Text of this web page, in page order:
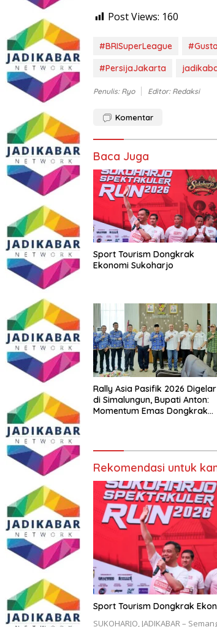
Post Views: 160
#BRISuperLeague
#PersijaJakarta
Penulis: Ryo Editor: Redaksi
Komentar
Baca Juga
Sport Tourism Dongkrak
Ekonomi Sukoharjo
Rally Asia Pasifik 2026 Digelar
di Simalungun, Bupati Anton:
Momentum Emas Dongkrak
Rekomendasi untuk
Sport Tourism Dongkrak
SUKOHARJO, JADIKABAR –